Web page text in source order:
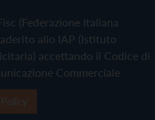
(Federazione Italiana
allo IAP (Istituto
accettando il Codice di
Commerciale